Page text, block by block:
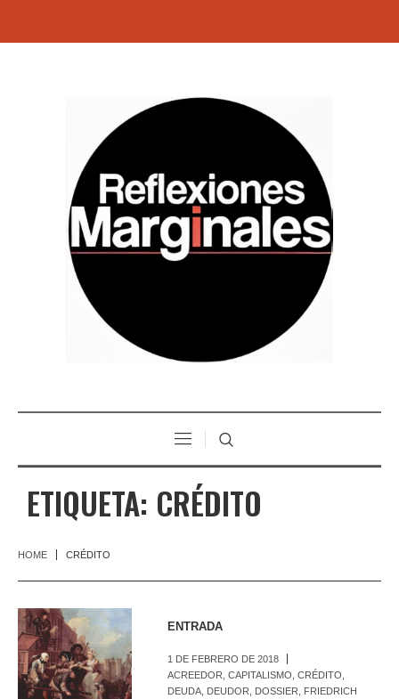
ETIQUETA: CRÉDITO
HOME CRÉDITO
ENTRADA
1 DE FEBRERO DE 2018
ACREEDOR ,CAPITALISMO ,CRÉDITO
DEUDA DEUDOR DOSSIER
FRIEDRICH